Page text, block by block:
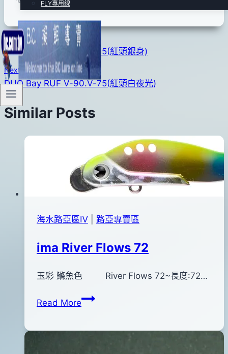
FLY專用線
文
章
導
覽
Previous
DUO Bay RUF V-90.V-75(紅頭銀身)
Next
DUO Bay RUF V-90.V-75(紅頭白夜光)
Similar Posts
海水路亞區Ⅳ 路亞專賣區
ima River Flows 72
Bybc
shop
2015
07
29
玉彩 鰷魚色 River Flows 72~長度:72…
Read Moreima